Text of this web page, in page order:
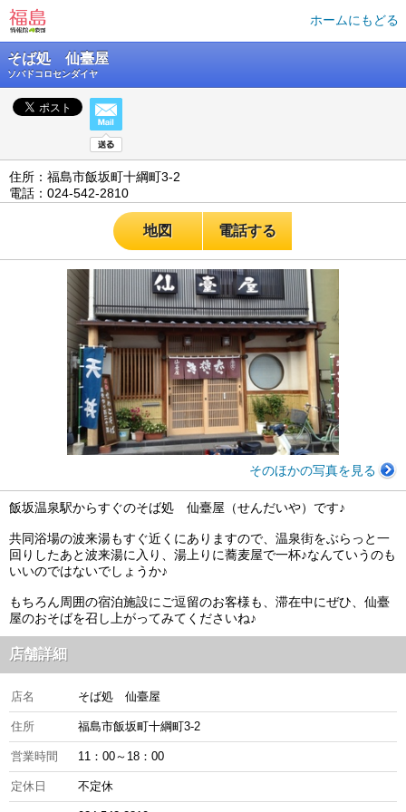
ホームにもどる
そば処 仙臺屋
ソバドコロセンダイヤ
住所：福島市飯坂町十綱町3-2
電話：024-542-2810
地図 電話する
そのほかの写真を見る
飯坂温泉駅からすぐのそば処 仙臺屋（せんだいや）です♪
共同浴場の波来湯もすぐ近くにありますので、温泉街をぶらっと一
回りしたあと波来湯に入り、湯上りに蕎麦屋で一杯♪なんていうのも
いいのではないでしょうか♪
もちろん周囲の宿泊施設にご逗留のお客様も、滞在中にぜひ、仙臺
屋のおそばを召し上がってみてくださいね♪
店舗詳細
店名 そば処 仙臺屋
住所 福島市飯坂町十綱町3-2
営業時間 11：00～18：00
定休日 不定休